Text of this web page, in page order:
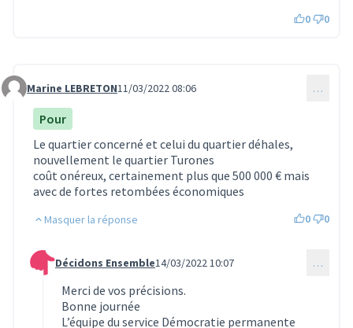
0 0
Commentaire 318
Marine LEBRETON11/03/2022 08:06 …
Pour
Le quartier concerné et celui du quartier déhales,
nouvellement le quartier Turones
coût onéreux, certainement plus que 500 000 € mais
avec de fortes retombées économiques
Masquer la réponse 0 0
Commentaire 332 (réponse au commentaire 318)
Décidons Ensemble14/03/2022 10:07 …
Merci de vos précisions.
Bonne journée
L’équipe du service Démocratie permanente